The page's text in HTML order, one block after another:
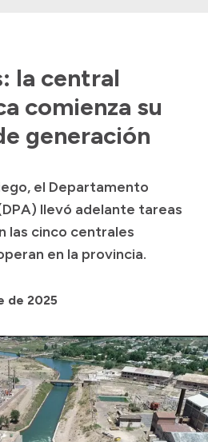
la central
comienza su
generación
el Departamento
llevó adelante tareas
las cinco centrales
en la provincia.
de 2025